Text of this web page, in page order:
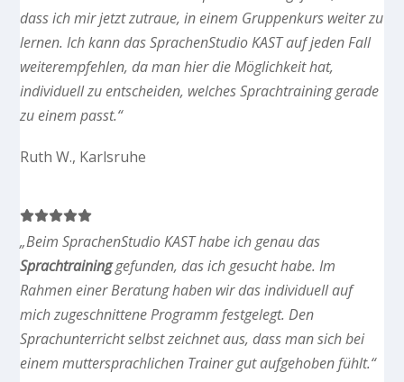
dass ich mir jetzt zutraue, in einem Gruppenkurs weiter zu
lernen. Ich kann das SprachenStudio KAST auf jeden Fall
weiterempfehlen, da man hier die Möglichkeit hat,
individuell zu entscheiden, welches Sprachtraining gerade
zu einem passt.“
Ruth W., Karlsruhe
„Beim SprachenStudio KAST habe ich genau das
Sprachtraininggefunden, das ich gesucht habe. Im
Rahmen einer Beratung haben wir das individuell auf
mich zugeschnittene Programm festgelegt. Den
Sprachunterricht selbst zeichnet aus, dass man sich bei
einem muttersprachlichen Trainer gut aufgehoben fühlt.“